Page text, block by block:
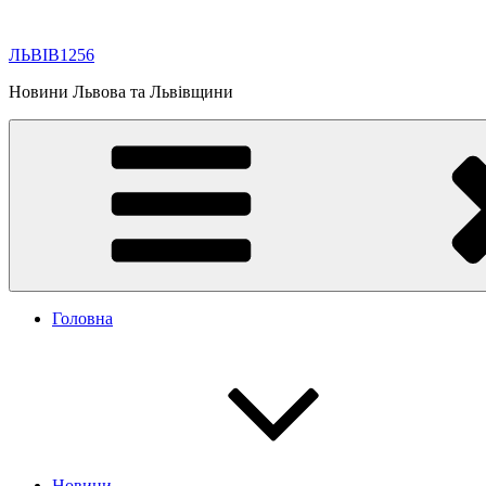
вмісту
ЛЬВІВ1256
Новини Львова та Львівщини
Головна